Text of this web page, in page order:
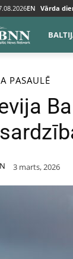
EN Vārda
Baltija
PASAULĒ
3 marts, 2026